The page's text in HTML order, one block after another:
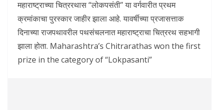
महाराष्ट्राच्या चित्ररथास “लोकपसंती” या वर्गवारीत प्रथम
क्रमांकाचा पुरस्कार जाहीर झाला आहे. यावर्षीच्या प्रजासत्ताक
दिनाच्या राजपथावरील पथसंचलनात महाराष्ट्राचा चित्ररथ सहभागी
झाला होता. Maharashtra’s Chitrarathas won the first
prize in the category of “Lokpasanti”